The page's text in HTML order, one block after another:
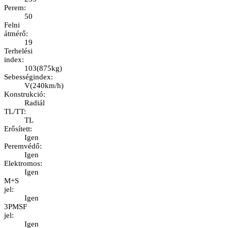
Perem:
50
Felni
átmérő:
19
Terhelési
index:
103(875kg)
Sebességindex:
V(240km/h)
Konstrukció:
Radiál
TL/TT:
TL
Erősített:
Igen
Peremvédő:
Igen
Elektromos:
Igen
M+S
jel:
Igen
3PMSF
jel:
Igen